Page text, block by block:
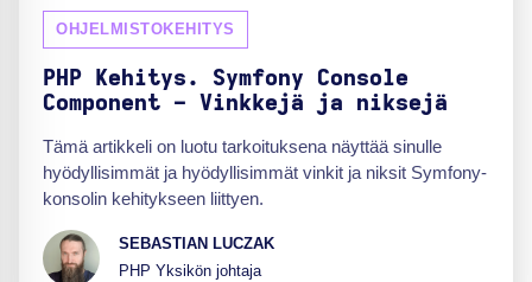
OHJELMISTOKEHITYS
PHP Kehitys. Symfony Console
Component - Vinkkejä ja niksejä
Tämä artikkeli on luotu tarkoituksena näyttää sinulle
hyödyllisimmät ja hyödyllisimmät vinkit ja niksit Symfony-
konsolin kehitykseen liittyen.
SEBASTIAN LUCZAK
PHP Yksikön johtaja